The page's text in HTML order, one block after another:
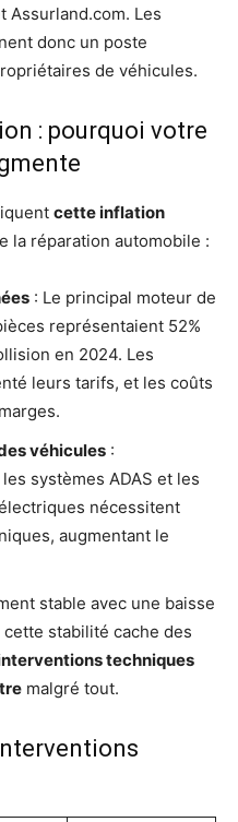
Assurland.com. Les
donc un poste
de véhicules.
: pourquoi votre
cette inflation
la réparation automobile :
: Le principal moteur de
représentaient 52%
en 2024. Les
leurs tarifs, et les coûts
véhicules :
systèmes ADAS et les
nécessitent
augmentant le
stable avec une baisse
cette stabilité cache des
techniques
malgré tout.